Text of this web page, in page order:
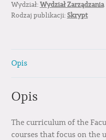
Wydział:Wydział Zarządzania
Rodzaj publikacji: Skrypt
Opis
Opis
The curriculum of the
courses that focus on the